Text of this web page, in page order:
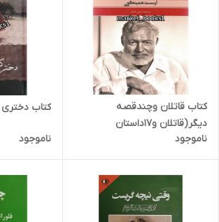
کتاب قاتلان وچندقصه
دیگر(قاتلان و17داستان
ازآثارنویسنده های مشهور)
ناموجود
کتاب
ناموجود